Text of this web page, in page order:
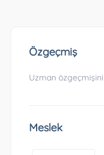
Özgeçmiş
Uzman özgeçmişini
Meslek